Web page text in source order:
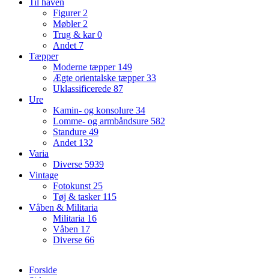
Til haven
Figurer 2
Møbler 2
Trug & kar0
Andet 7
Tæpper
Moderne tæpper 149
Ægte orientalske tæpper33
Uklassificerede 87
Ure
Kamin- og konsolure 34
Lomme- og armbåndsure 582
Standure 49
Andet 132
Varia
Diverse 5939
Vintage
Fotokunst 25
Tøj & tasker 115
Våben & Militaria
Militaria 16
Våben 17
Diverse 66
Forside